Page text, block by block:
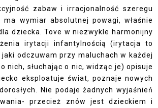
zabaw i irracjonalność szeregu
ma wymiar absolutnej powagi, właśnie
dziecka. Tove w niezwykle harmonijny
irytacji infantylnością (irytacja to
odczuwam przy maluchach w każdej
nich, słuchając o nic, widząc je) opisuje
eksploatuje świat, poznaje nowych
Nie podaje żadnych wyjaśnień
przecież znów jest dzieckiem i